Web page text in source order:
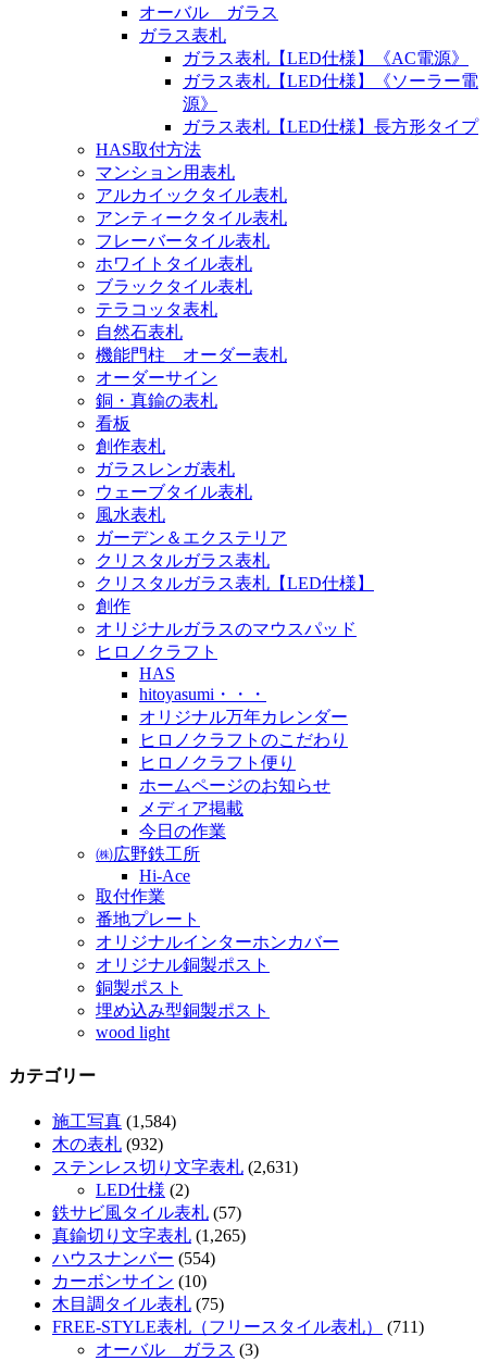
オーバル ガラス
ガラス表札
ガラス表札【LED仕様】《AC電源》
ガラス表札【LED仕様】《ソーラー電
源》
ガラス表札【LED仕様】長方形タイプ
HAS取付方法
マンション用表札
アルカイックタイル表札
アンティークタイル表札
フレーバータイル表札
ホワイトタイル表札
ブラックタイル表札
テラコッタ表札
自然石表札
機能門柱 オーダー表札
オーダーサイン
銅・真鍮の表札
看板
創作表札
ガラスレンガ表札
ウェーブタイル表札
風水表札
ガーデン＆エクステリア
クリスタルガラス表札
クリスタルガラス表札【LED仕様】
創作
オリジナルガラスのマウスパッド
ヒロノクラフト
HAS
hitoyasumi・・・
オリジナル万年カレンダー
ヒロノクラフトのこだわり
ヒロノクラフト便り
ホームページのお知らせ
メディア掲載
今日の作業
㈱広野鉄工所
Hi-Ace
取付作業
番地プレート
オリジナルインターホンカバー
オリジナル銅製ポスト
銅製ポスト
埋め込み型銅製ポスト
wood light
カテゴリー
施工写真 (1,584)
木の表札 (932)
ステンレス切り文字表札 (2,631)
LED仕様 (2)
鉄サビ風タイル表札 (57)
真鍮切り文字表札 (1,265)
ハウスナンバー (554)
カーボンサイン (10)
木目調タイル表札 (75)
FREE-STYLE表札（フリースタイル表札）
(711)
オーバル ガラス (3)